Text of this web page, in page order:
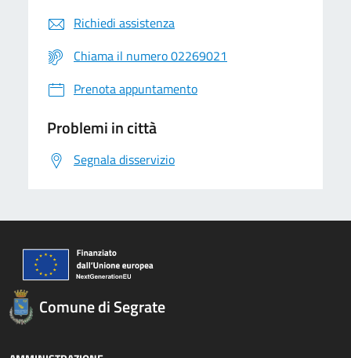
Richiedi assistenza
Chiama il numero 02269021
Prenota appuntamento
Problemi in città
Segnala disservizio
Comune di Segrate